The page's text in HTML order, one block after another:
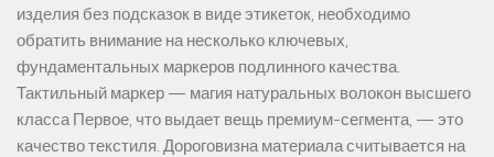
изделия без подсказок в виде этикеток, необходимо
обратить внимание на несколько ключевых,
фундаментальных маркеров подлинного качества.
Тактильный маркер — магия натуральных волокон высшего
класса Первое, что выдает вещь премиум-сегмента, — это
качество текстиля. Дороговизна материала считывается на